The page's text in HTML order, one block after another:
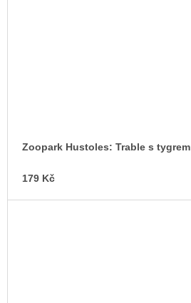
Zoopark Hustoles: Trable s tygrem
179 Kč